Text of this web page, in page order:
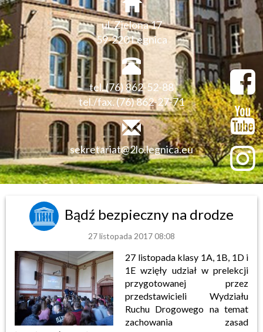
ul. Zielona 17
59-220 Legnica
tel. (76) 862-52-88
tel./fax. (76) 862-27-71
sekretariat@2lo.legnica.eu
Bądź bezpieczny na drodze
27 listopada 2017 08:08
27 listopada klasy 1A, 1B, 1D i
1E wzięły udział w prelekcji
przygotowanej przez
przedstawicieli Wydziału
Ruchu Drogowego na temat
zachowania zasad